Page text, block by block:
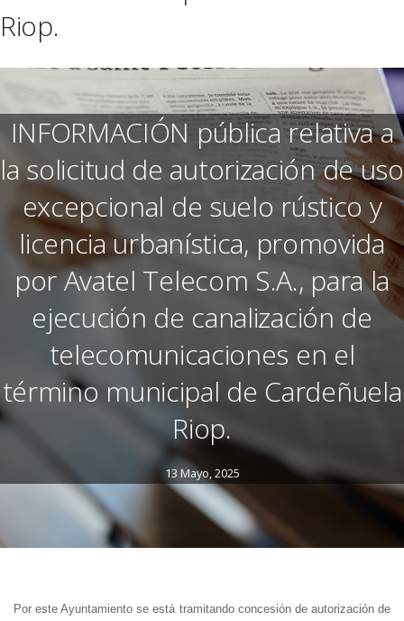
Riop.
INFORMACIÓN pública relativa a
la solicitud de autorización de uso
excepcional de suelo rústico y
licencia urbanística, promovida
por Avatel Telecom S.A., para la
ejecución de canalización de
telecomunicaciones en el
término municipal de Cardeñuela
Riop.
13 Mayo, 2025
Por este Ayuntamiento se está tramitando concesión de autorización de